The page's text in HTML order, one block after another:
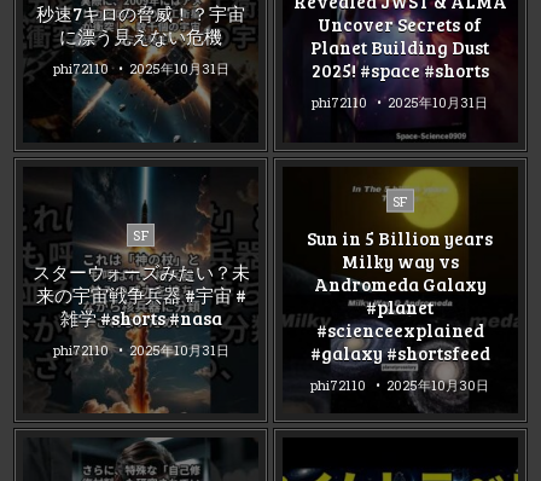
秒速7キロの脅威！？宇宙
に漂う見えない危機
phi72110 2025年10月31日
Uncover Secrets of
Planet Building Dust
2025! #space #shorts
phi72110 2025年10月31日
Posted
in
SF
スターウォーズみたい？未
来の宇宙戦争兵器 #宇宙 #
雑学 #shorts #nasa
phi72110 2025年10月31日
Posted
SF
Sun in 5 Billion years
Milky way vs
Andromeda Galaxy
#planet
#scienceexplained
#galaxy #shortsfeed
phi72110 2025年10月30日